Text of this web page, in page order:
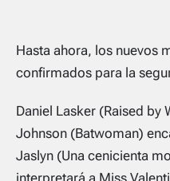
Hasta ahora, los nuevos
confirmados para la
Daniel Lasker (Raised by
Johnson (Batwoman)
Jaslyn (Una cenicienta
interpretará a Miss